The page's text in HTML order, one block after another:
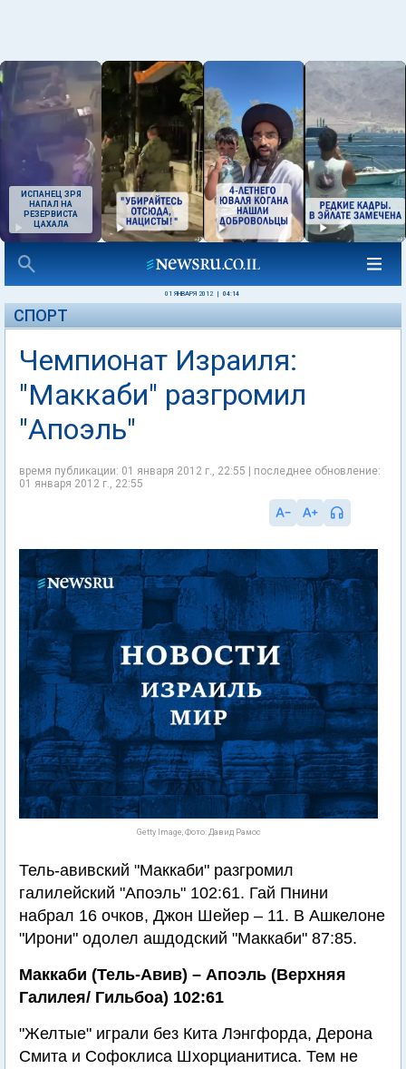
ИСПАНЕЦ ЗРЯ
НАПАЛ НА
РЕЗЕРВИСТА
ЦАХАЛА
01 ЯНВАРЯ 2012 04:14
СПОРТ
Чемпионат Израиля:
"Маккаби" разгромил
"Апоэль"
время публикации: 01 января 2012 г., 22:55 | последнее обновление:
01 января 2012 г., 22:55
Getty Image, Фото: Давид Рамос
Тель-авивский "Маккаби" разгромил
галилейский "Апоэль" 102:61. Гай Пнини
набрал 16 очков, Джон Шейер – 11. В Ашкелоне
"Ирони" одолел ашдодский "Маккаби" 87:85.
Маккаби (Тель-Авив) – Апоэль (Верхняя
Галилея/ Гильбоа) 102:61
"Желтые" играли без Кита Лэнгфорда, Дерона
Смита и Софоклиса Шхорцианитиса. Тем не